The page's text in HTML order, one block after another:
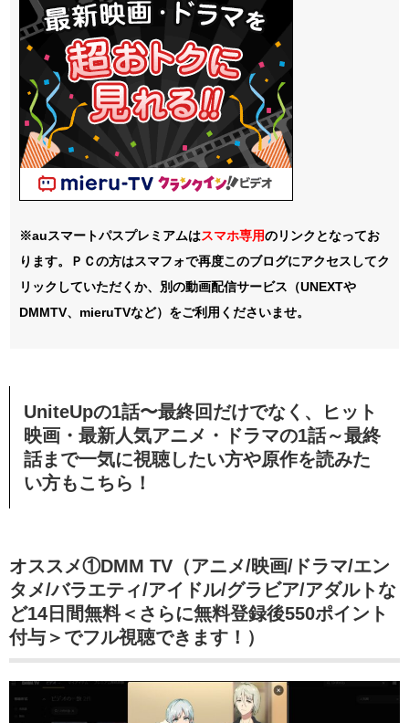
※auスマートパスプレミアムはスマホ専用のリンクとなってお
ります。ＰＣの方はスマフォで再度このブログにアクセスしてク
リックしていただくか、別の動画配信サービス（UNEXTや
DMMTV、mieruTVなど）をご利用くださいませ。
UniteUpの1話〜最終回だけでなく、ヒット
映画・最新人気アニメ・ドラマの1話～最終
話まで一気に視聴したい方や原作を読みた
い方もこちら！
オススメ①DMM TV（アニメ/映画/ドラマ/エン
タメ/バラエティ/アイドル/グラビア/アダルトな
ど14日間無料＜さらに無料登録後550ポイント
付与＞でフル視聴できます！）